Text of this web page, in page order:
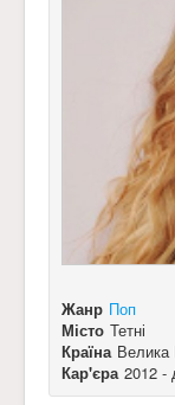
Жанр Поп
Місто Тетні
Країна Велика
Кар'єра 2012 -